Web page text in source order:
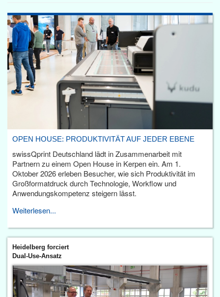
OPEN HOUSE: PRODUKTIVITÄT AUF JEDER EBENE
swissQprint Deutschland lädt in Zusammenarbeit mit
Partnern zu einem Open House in Kerpen ein. Am 1.
Oktober 2026 erleben Besucher, wie sich Produktivität im
Großformatdruck durch Technologie, Workflow und
Anwendungskompetenz steigern lässt.
Weiterlesen...
Heidelberg forciert
Dual-Use-Ansatz